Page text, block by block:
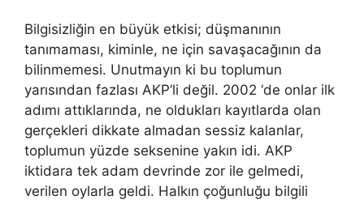
Bilgisizliğin en büyük etkisi; düşmanının
tanımaması, kiminle, ne için savaşacağının da
bilinmemesi. Unutmayın ki bu toplumun
yarısından fazlası AKP’li değil. 2002 ‘de onlar ilk
adımı attıklarında, ne oldukları kayıtlarda olan
gerçekleri dikkate almadan sessiz kalanlar,
toplumun yüzde seksenine yakın idi. AKP
iktidara tek adam devrinde zor ile gelmedi,
verilen oylarla geldi. Halkın çoğunluğu bilgili